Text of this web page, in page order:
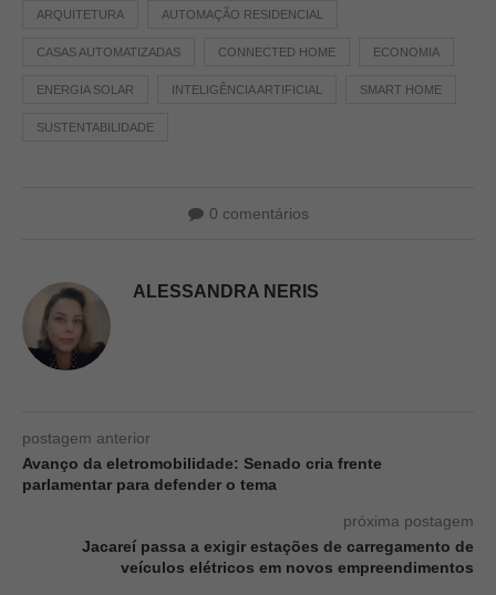
ARQUITETURA AUTOMAÇÃO RESIDENCIAL
CASAS AUTOMATIZADAS CONNECTED HOME ECONOMIA
ENERGIA SOLAR INTELIGÊNCIA ARTIFICIAL SMART HOME
SUSTENTABILIDADE
0 comentários
ALESSANDRA NERIS
postagem anterior
Avanço da eletromobilidade: Senado cria frente
parlamentar para defender o tema
próxima postagem
Jacareí passa a exigir estações de carregamento de
veículos elétricos em novos empreendimentos